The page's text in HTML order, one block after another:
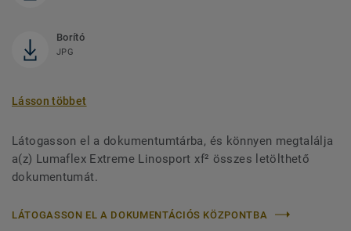
Borító
JPG
Lásson többet
Látogasson el a dokumentumtárba, és könnyen megtalálja
a(z) Lumaflex Extreme Linosport xf² összes letölthető
dokumentumát.
LÁTOGASSON EL A DOKUMENTÁCIÓS KÖZPONTBA